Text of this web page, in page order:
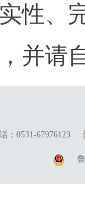
性、
并请
：0531-67976123